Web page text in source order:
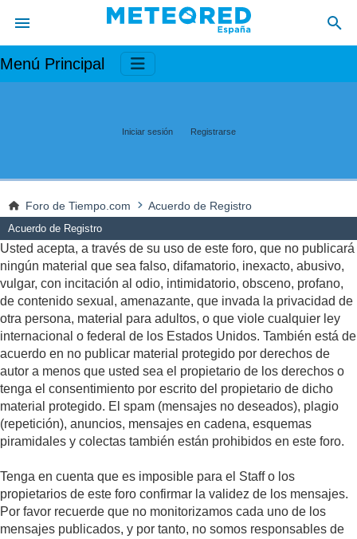
Menú Principal
Iniciar sesión Registrarse
Foro de Tiempo.com Acuerdo de Registro
Acuerdo de Registro
Usted acepta, a través de su uso de este foro, que no publicará
ningún material que sea falso, difamatorio, inexacto, abusivo,
vulgar, con incitación al odio, intimidatorio, obsceno, profano,
de contenido sexual, amenazante, que invada la privacidad de
otra persona, material para adultos, o que viole cualquier ley
internacional o federal de los Estados Unidos. También está de
acuerdo en no publicar material protegido por derechos de
autor a menos que usted sea el propietario de los derechos o
tenga el consentimiento por escrito del propietario de dicho
material protegido. El spam (mensajes no deseados), plagio
(repetición), anuncios, mensajes en cadena, esquemas
piramidales y colectas también están prohibidos en este foro.
Tenga en cuenta que es imposible para el Staff o los
propietarios de este foro confirmar la validez de los mensajes.
Por favor recuerde que no monitorizamos cada uno de los
mensajes publicados, y por tanto, no somos responsables de